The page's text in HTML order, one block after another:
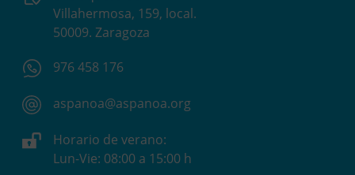
Villahermosa, 159, local.
50009. Zaragoza
976 458 176
aspanoa@aspanoa.org
Horario de verano:
Lun-Vie: 08:00 a 15:00 h